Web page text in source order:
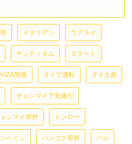
イタリアン ウアライ
サンティタム スクート
関係 タイで運転 タイ土産
チェンマイ下見旅行
ンマイ郊外 トンロー
ヘミン バンコク郊外 パン